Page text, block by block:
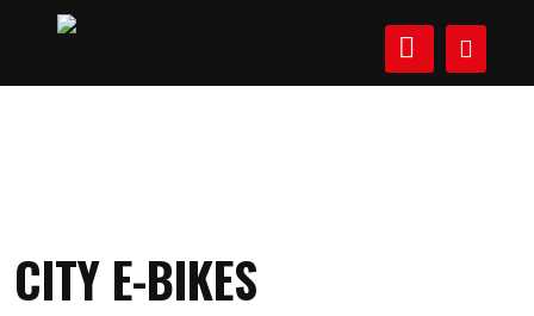
content
CITY E-BIKES